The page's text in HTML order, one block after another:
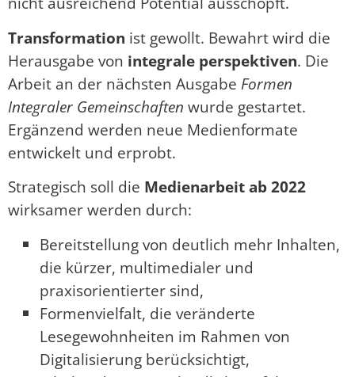
Transformation ist gewollt. Bewahrt wird die
Herausgabe von integrale perspektiven. Die
Arbeit an der nächsten Ausgabe Formen
Integraler Gemeinschaften wurde gestartet.
Ergänzend werden neue Medienformate
entwickelt und erprobt.
Strategisch soll die Medienarbeit ab 2022
wirksamer werden durch:
Bereitstellung von deutlich mehr Inhalten,
die kürzer, multimedialer und
praxisorientierter sind,
Formenvielfalt, die veränderte
Lesegewohnheiten im Rahmen von
Digitalisierung berücksichtigt,